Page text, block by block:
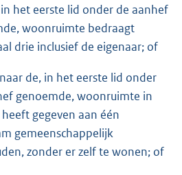
het eerste lid onder de aanhef
woonruimte bedraagt
drie inclusief de eigenaar; of
de, in het eerste lid onder
genoemde, woonruimte in
gegeven aan één
gemeenschappelijk
zonder er zelf te wonen; of